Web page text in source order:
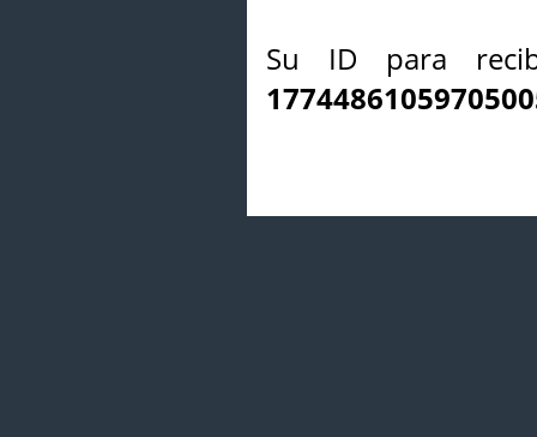
Su ID para